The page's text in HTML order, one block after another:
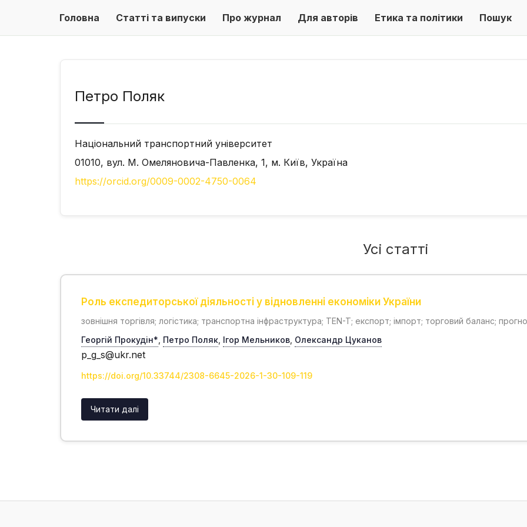
Головна Статті та випуски Про журнал Для авторів Етика та політики Пошук
Петро Поляк
Національний транспортний університет
01010, вул. М. Омеляновича-Павленка, 1, м. Київ, Україна
https://orcid.org/0009-0002-4750-0064
Усі статті
Роль експедиторської діяльності у відновленні економіки України
зовнішня торгівля; логістика; транспортна інфраструктура; TEN-T; експорт; імпорт; торговий баланс;
Георгій Прокудін* Петро Поляк Ігор Мельников Олександр Цуканов
p_g_s@ukr.net
https://doi.org/10.33744/2308-6645-2026-1-30-109-119
Читати далі